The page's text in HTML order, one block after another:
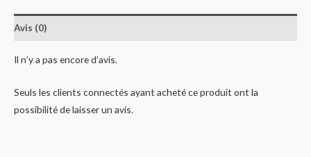
Avis (0)
Il n’y a pas encore d’avis.
Seuls les clients connectés ayant acheté ce produit ont la
possibilité de laisser un avis.